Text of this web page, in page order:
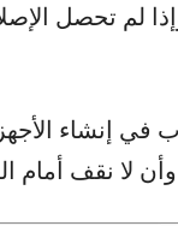
لم تحصل
إنشاء
وأن لا نقف أمام